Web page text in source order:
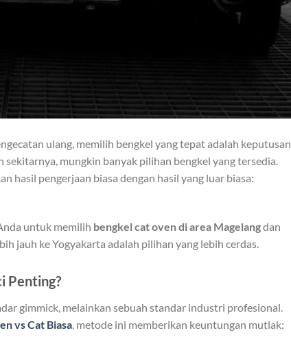
ulang, memilih bengkel yang tepat adalah keputusan
sekitarnya, mungkin banyak pilihan bengkel yang tersedia.
hasil pengerjaan biasa dengan hasil yang luar biasa:
untuk memilih bengkel cat oven di area Magelangdan
jauh ke Yogyakarta adalah pilihan yang lebih cerdas.
Penting?
gimmick, melainkan sebuah standar industri profesional.
vs Cat Biasa, metode ini memberikan keuntungan mutlak: